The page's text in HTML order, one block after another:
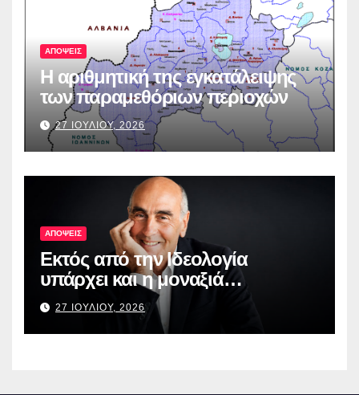
ΑΠΟΨΕΙΣ
Η αριθμητική της εγκατάλειψης
των παραμεθόριων περιοχών
27 ΙΟΥΛΙΟΥ, 2026
ΑΠΟΨΕΙΣ
Εκτός από την Ιδεολογία
υπάρχει και η μοναξιά…
27 ΙΟΥΛΙΟΥ, 2026